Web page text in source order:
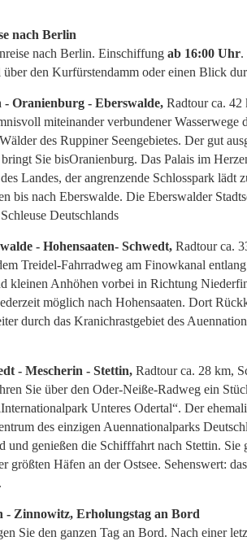
nach Berlin
nach Berlin. Einschiffung ab 16:00 Uhr.
den Kurfürstendamm oder einen Blick
- Oranienburg - Eberswalde, Radtour ca. 42
miteinander verbundener Wasserwege
des Ruppiner Seengebietes. Der gut
Sie bisOranienburg. Das Palais im
Landes, der angrenzende Schlosspark
bis nach Eberswalde. Die Eberswalder
Deutschlands
- Hohensaaten- Schwedt,Radtour ca.
Treidel-Fahrradweg am Finowkanal
kleinen Anhöhen vorbei in Richtung
möglich nach Hohensaaten. Dort
durch das Kranichrastgebiet des
- Mescherin - Stettin,Radtour ca. 28 km,
Sie über den Oder-Neiße-Radweg ein
Unteres Odertal“. Der
des einzigen Auennationalparks
und genießen die Schifffahrt nach Stettin.
größten Häfen an der Ostsee. Sehenswert:
- Zinnowitz, Erholungstag an Bord
Sie den ganzen Tag an Bord. Nach einer